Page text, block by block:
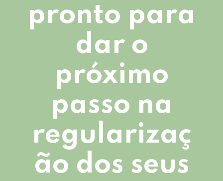
pronto para
dar o
próximo
passo na
regularizaç
ão dos seus